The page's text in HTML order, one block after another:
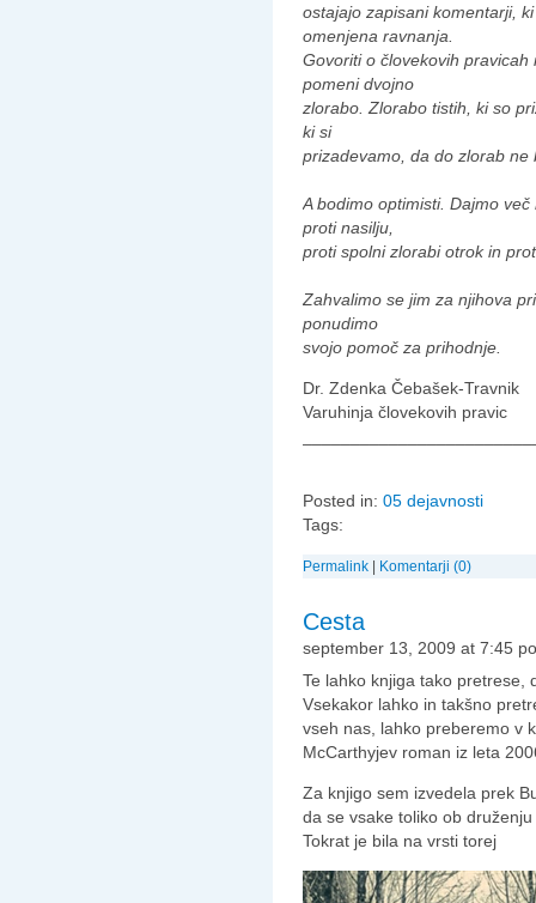
ostajajo zapisani komentarji,
omenjena ravnanja.
Govoriti o človekovih
pomeni dvojno
zlorabo. Zlorabo tistih, ki so
ki si
prizadevamo, da do zlorab
A bodimo optimisti. Dajmo
proti nasilju,
proti spolni zlorabi otrok in
Zahvalimo se jim za njihova
ponudimo
svojo pomoč za prihodnje.
Dr. Zdenka Čebašek-Travnik
Varuhinja človekovih pravic
Posted in: 05 dejavnosti
Tags:
Permalink | Komentarji (0)
Cesta
september 13, 2009 at 7:45
Te lahko knjiga tako pretrese,
Vsekakor lahko in takšno
vseh nas, lahko preberemo v
McCarthyjev roman iz leta
Za knjigo sem izvedela prek
da se vsake toliko ob
Tokrat je bila na vrsti torej